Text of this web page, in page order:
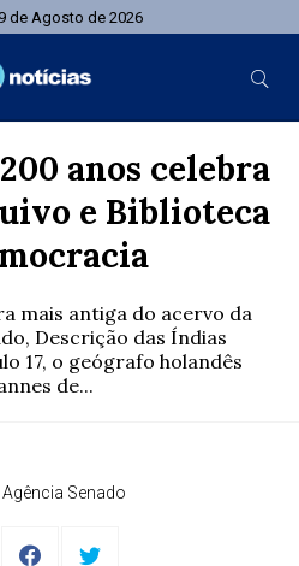
de Agosto de 2026
anos celebra
e Biblioteca
mais antiga do acervo da
Descrição das Índias
17, o geógrafo holandês
de...
Agência Senado